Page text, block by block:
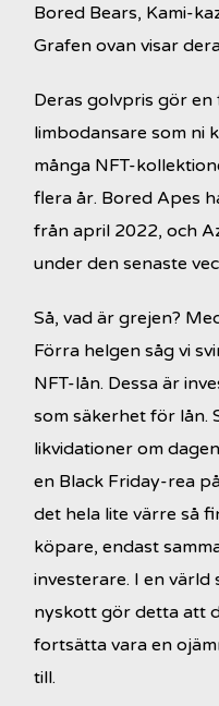
Bored Bears, Kami-
Grafen ovan visar
Deras golvpris gör en
limbodansare som ni
många NFT-
flera år. Bored Apes
från april 2022, och
under den senaste
Så, vad är grejen?
Förra helgen såg vi
NFT-lån. Dessa är
som säkerhet för lån.
likvidationer om
en Black Friday-rea
det hela lite värre så
köpare, endast
investerare. I en värld
nyskott gör detta att
fortsätta vara en
till.